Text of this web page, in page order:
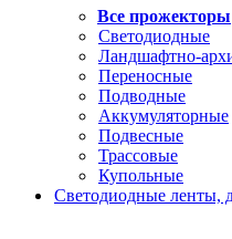
Все прожекторы
Светодиодные
Ландшафтно-
Переносные
Подводные
Аккумуляторные
Подвесные
Трассовые
Купольные
Светодиодные ленты,